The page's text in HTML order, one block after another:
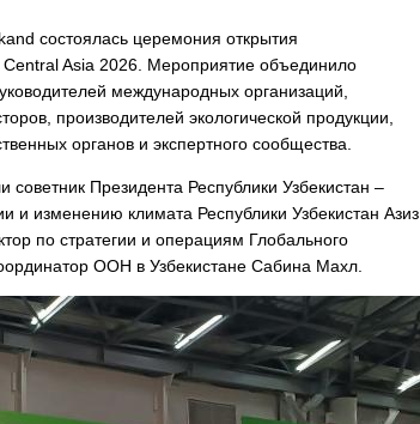
состоялась церемония открытия
Central Asia 2026. Мероприятие объединило
международных организаций,
производителей экологической продукции,
органов и экспертного сообщества.
Президента Республики Узбекистан –
и изменению климата Республики Узбекистан Азиз
по стратегии и операциям Глобального
ООН в Узбекистане Сабина Махл.